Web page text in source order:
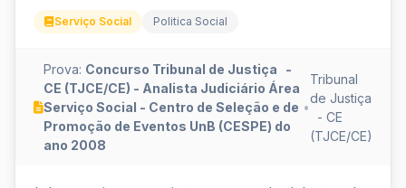
Serviço Social Politica Social
Prova: Concurso Tribunal de Justiça -
CE (TJCE/CE) - Analista Judiciário Área
Serviço Social - Centro de Seleção e de
Promoção de Eventos UnB (CESPE) do
ano 2008
•
Tribunal
de Justiça
- CE
(TJCE/CE)